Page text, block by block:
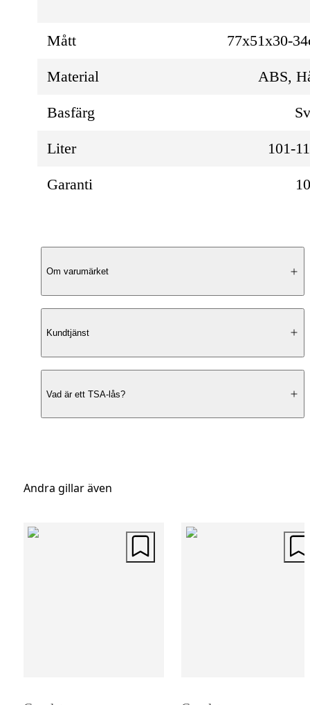
Mått 77x51x30-
Material ABS,
Basfärg
Liter 101-
Garanti
Produktbeskrivning
Elegant Design
en klassisk vintage-look
med moderna
med rundade former och stilrena detaljer
Om varumärket
Kundtjänst
Vad är ett TSA-lås?
Andra gillar även